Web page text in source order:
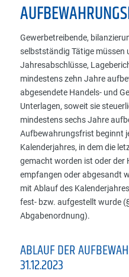
Gewerbetreibende,
selbstständig Tätige müssen
Jahresabschlüsse,
mindestens zehn Jahre
abgesendete Handels- und
Unterlagen, soweit sie
mindestens sechs Jahre
Aufbewahrungsfrist beginnt
Kalenderjahres, in dem die
gemacht worden ist oder der
empfangen oder abgesandt
mit Ablauf des
fest- bzw. aufgestellt wurde
Abgabenordnung).
ABLAUF DER
31.12.2023